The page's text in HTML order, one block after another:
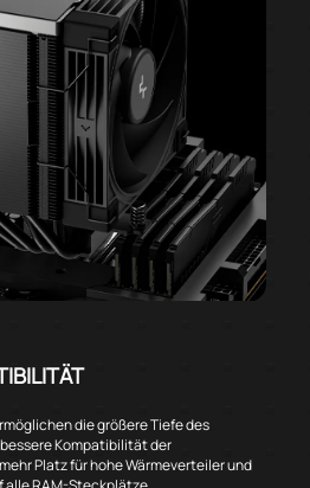
die größere Tiefe des
Kompatibilität der
Platz für hohe Wärmeverteiler und